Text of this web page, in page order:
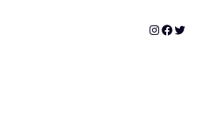
Instagram